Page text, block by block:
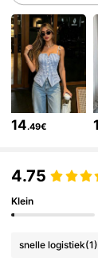
4.77
14.49€
4.75
Klein
snelle logistiek(1)